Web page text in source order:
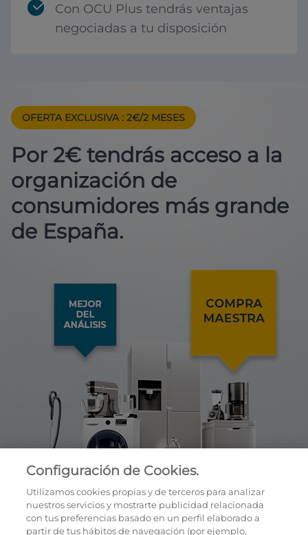
Con OCU Plus tendrás ventajas
negociadas a tu disposición
OFERTA EXCLUSIVA : 2€/2 MESES
Por 2€ tendrás acceso a la
organización de
consumidores más grande
de España.
Configuración de Cookies.
Utilizamos cookies propias y de terceros para analizar
nuestros servicios y mostrarte publicidad relacionada
con tus preferencias basado en un perfil elaborado a
partir de tus hábitos de navegación (por ejemplo,